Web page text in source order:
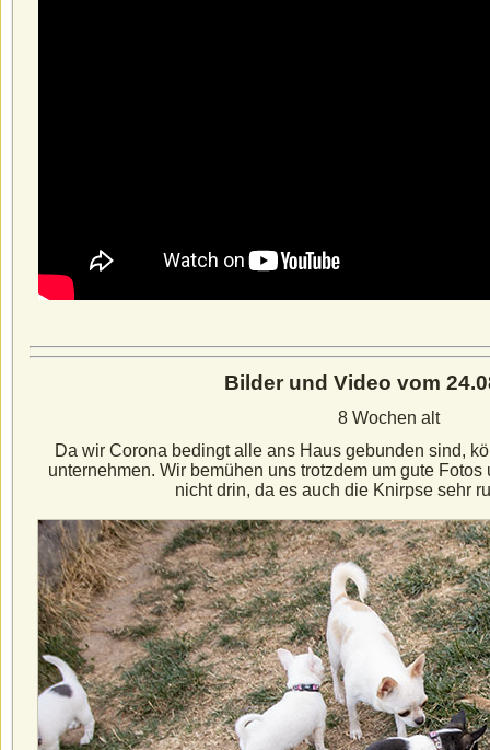
Bilder und Video vom
8 Wochen alt
Da wir Corona bedingt alle ans Haus gebunden sind,
unternehmen. Wir bemühen uns trotzdem um gute
nicht drin, da es auch die Knirpse sehr